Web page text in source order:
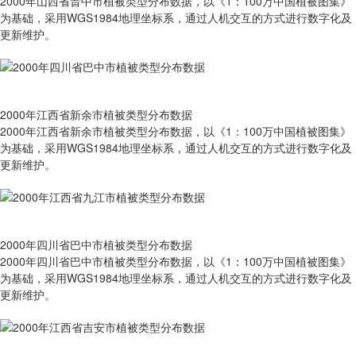
为基础，采用WGS1984地理坐标系，通过人机交互的方式进行数字化及
更新维护。
2000年江西省新余市植被类型分布数据
2000年江西省新余市植被类型分布数据，以《1：100万中国植被图集》
为基础，采用WGS1984地理坐标系，通过人机交互的方式进行数字化及
更新维护。
2000年四川省巴中市植被类型分布数据
2000年四川省巴中市植被类型分布数据，以《1：100万中国植被图集》
为基础，采用WGS1984地理坐标系，通过人机交互的方式进行数字化及
更新维护。